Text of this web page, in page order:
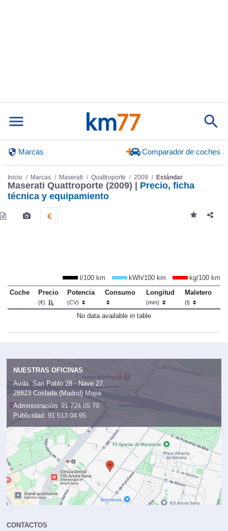
Marcas Comparador de coches
Inicio Marcas Maserati Quattroporte 2009 Estándar
Maserati Quattroporte (2009) | Precio, ficha
técnica y equipamiento
l/100 km kWh/100 km
kg/100 km
Coche
Precio
(€)
Potencia
(CV)
Consumo Longitud
(mm)
Maletero
(l)
No data available in table
NUESTRAS OFICINAS
Avda. San Pablo 28 - Nave 27,
28823 Coslada (Madrid) Mapa
Administración: 91 724 05 70
Publicidad: 91 513 04 95
CONTACTOS